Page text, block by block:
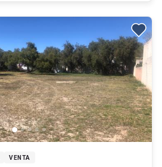
VENTA